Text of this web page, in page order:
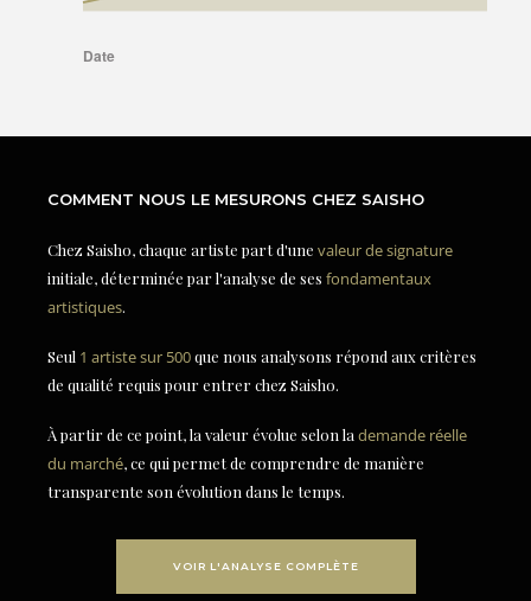
COMMENT NOUS LE MESURONS CHEZ SAISHO
Chez Saisho, chaque artiste part d'une valeur de signature
initiale, déterminée par l'analyse de ses fondamentaux
artistiques.
Seul 1 artiste sur 500que nous analysons répond aux critères
de qualité requis pour entrer chez Saisho.
À partir de ce point, la valeur évolue selon la demande réelle
du marché, ce qui permet de comprendre de manière
transparente son évolution dans le temps.
VOIR L'ANALYSE COMPLÈTE